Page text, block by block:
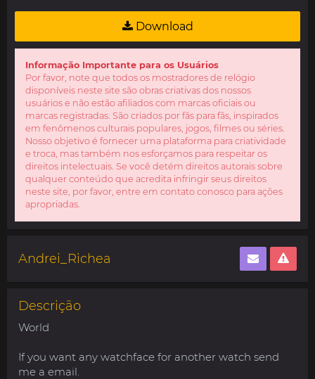
Download
Informação Importante para os Usuários
Por favor, note que todos os mostradores de relógio
disponíveis neste site são obras criativas dos nossos
usuários e não estão afiliados com marcas oficiais ou
marcas registradas. São criados por fãs para fãs, inspirados
em fenômenos culturais populares, jogos, filmes ou séries.
Nosso objetivo é fornecer uma plataforma para criatividade
e troca, mas também nos esforçamos para respeitar os
direitos intelectuais. Se você detém direitos autorais sobre
qualquer conteúdo que acredita infringir seus direitos
neste site, por favor, entre em contato conosco para ações
apropriadas.
Andrei_Richea
Descrição
World
If you want any watchface for another watch send
me a email.